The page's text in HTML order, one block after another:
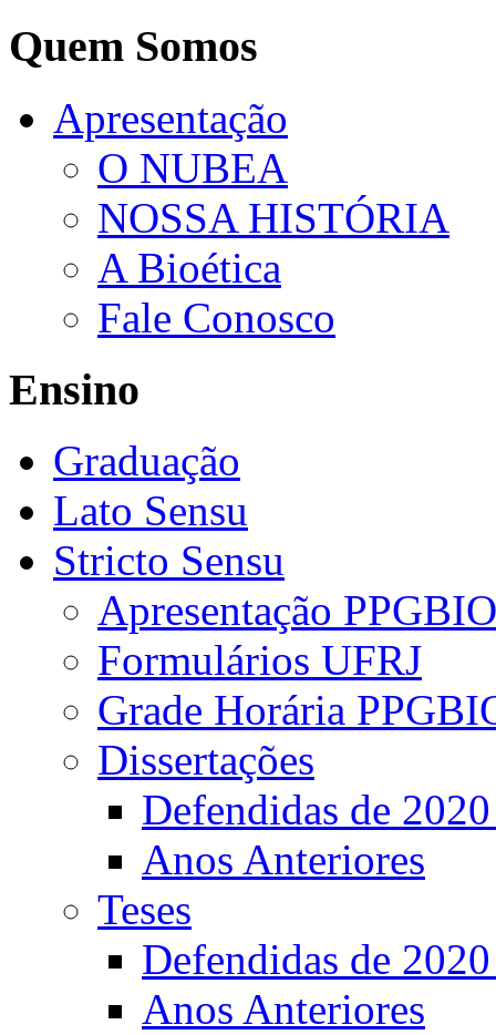
Quem Somos
Apresentação
O NUBEA
NOSSA HISTÓRIA
A Bioética
Fale Conosco
Ensino
Graduação
Lato Sensu
Stricto Sensu
Apresentação
Formulários UFRJ
Grade Horária
Dissertações
Defendidas de
Anos Anteriores
Teses
Defendidas de
Anos Anteriores